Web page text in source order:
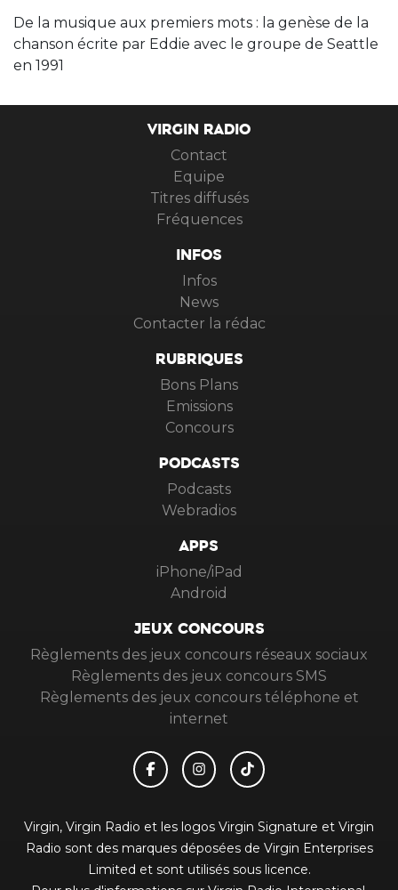
De la musique aux premiers mots : la genèse de la
chanson écrite par Eddie avec le groupe de Seattle
en 1991
VIRGIN RADIO
Contact
Equipe
Titres diffusés
Fréquences
INFOS
Infos
News
Contacter la rédac
RUBRIQUES
Bons Plans
Emissions
Concours
PODCASTS
Podcasts
Webradios
APPS
iPhone/iPad
Android
JEUX CONCOURS
Règlements des jeux concours réseaux sociaux
Règlements des jeux concours SMS
Règlements des jeux concours téléphone et
internet
Virgin, Virgin Radio et les logos Virgin Signature et Virgin
Radio sont des marques déposées de Virgin Enterprises
Limited et sont utilisés sous licence.